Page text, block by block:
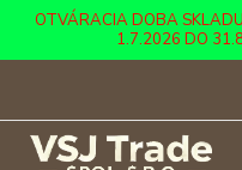
OTVÁRACIA DOBA
1.7.2026 DO